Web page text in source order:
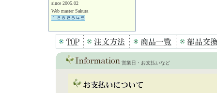
since 2005.02
Web master Sakura
営業日・お支払いなど